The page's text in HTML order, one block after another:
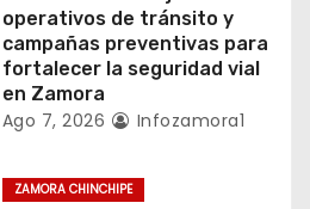
operativos de tránsito y
campañas preventivas para
fortalecer la seguridad vial
en Zamora
Ago 7, 2026 Infozamora1
ZAMORA CHINCHIPE